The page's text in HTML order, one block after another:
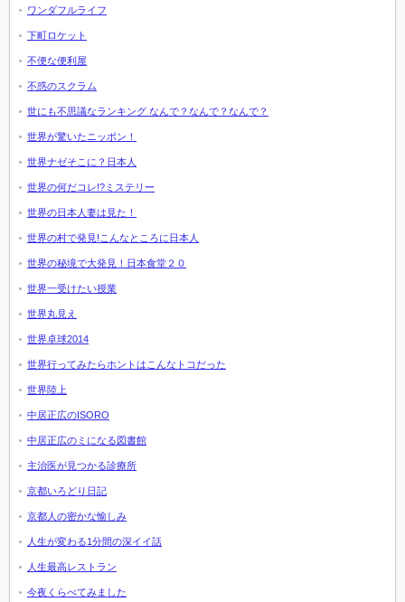
ワンダフルライフ
下町ロケット
不便な便利屋
不惑のスクラム
世にも不思議なランキング なんで？なんで？なんで？
世界が驚いたニッポン！
世界ナゼそこに？日本人
世界の何だコレ!?ミステリー
世界の日本人妻は見た！
世界の村で発見!こんなところに日本人
世界の秘境で大発見！日本食堂２０
世界一受けたい授業
世界丸見え
世界卓球2014
世界行ってみたらホントはこんなトコだった
世界陸上
中居正広のISORO
中居正広のミになる図書館
主治医が見つかる診療所
京都いろどり日記
京都人の密かな愉しみ
人生が変わる1分間の深イイ話
人生最高レストラン
今夜くらべてみました